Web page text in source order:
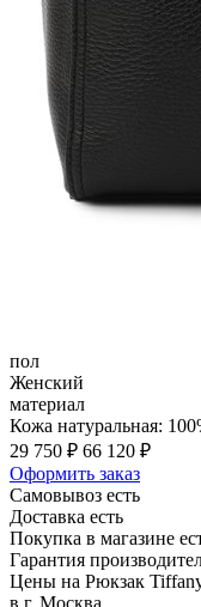
пол
Женский
материал
Кожа натуральная:
29 750 ₽ 66 120 ₽
Оформить заказ
Самовывоз есть
Доставка есть
Покупка в магазине
Гарантия
Цены на Рюкзак
в г. Москва